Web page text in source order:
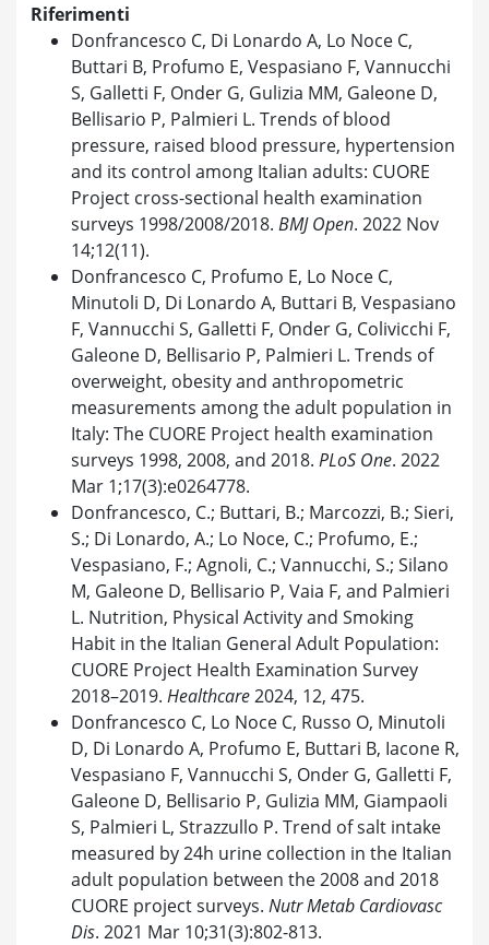
Riferimenti
Donfrancesco C, Di Lonardo A, Lo Noce C,
Buttari B, Profumo E, Vespasiano F, Vannucchi
S, Galletti F, Onder G, Gulizia MM, Galeone D,
Bellisario P, Palmieri L. Trends of blood
pressure, raised blood pressure, hypertension
and its control among Italian adults: CUORE
Project cross-sectional health examination
surveys 1998/2008/2018. BMJ Open. 2022 Nov
14;12(11).
Donfrancesco C, Profumo E, Lo Noce C,
Minutoli D, Di Lonardo A, Buttari B, Vespasiano
F, Vannucchi S, Galletti F, Onder G, Colivicchi F,
Galeone D, Bellisario P, Palmieri L. Trends of
overweight, obesity and anthropometric
measurements among the adult population in
Italy: The CUORE Project health examination
surveys 1998, 2008, and 2018. PLoS One. 2022
Mar 1;17(3):e0264778.
Donfrancesco, C.; Buttari, B.; Marcozzi, B.; Sieri,
S.; Di Lonardo, A.; Lo Noce, C.; Profumo, E.;
Vespasiano, F.; Agnoli, C.; Vannucchi, S.; Silano
M, Galeone D, Bellisario P, Vaia F, and Palmieri
L. Nutrition, Physical Activity and Smoking
Habit in the Italian General Adult Population:
CUORE Project Health Examination Survey
2018–2019. Healthcare2024, 12, 475.
Donfrancesco C, Lo Noce C, Russo O, Minutoli
D, Di Lonardo A, Profumo E, Buttari B, Iacone R,
Vespasiano F, Vannucchi S, Onder G, Galletti F,
Galeone D, Bellisario P, Gulizia MM, Giampaoli
S, Palmieri L, Strazzullo P. Trend of salt intake
measured by 24h urine collection in the Italian
adult population between the 2008 and 2018
CUORE project surveys. Nutr Metab Cardiovasc
Dis. 2021 Mar 10;31(3):802-813.